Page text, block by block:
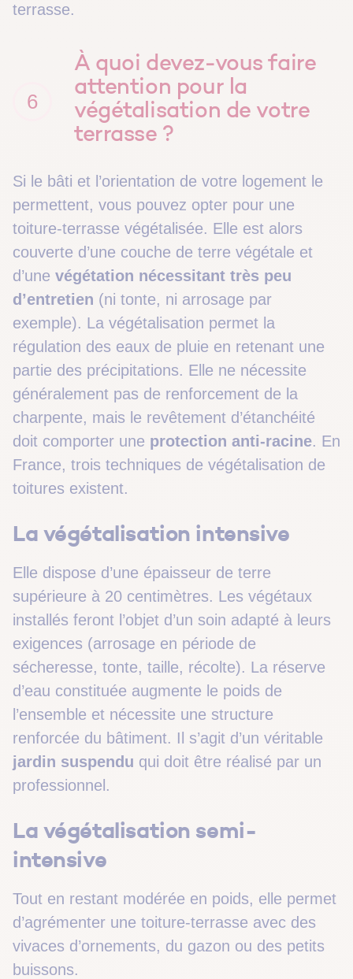
terrasse.
6
À quoi devez-vous faire
attention pour la
végétalisation de votre
terrasse ?
Si le bâti et l’orientation de votre logement le
permettent, vous pouvez opter pour une
toiture-terrasse végétalisée. Elle est alors
couverte d’une couche de terre végétale et
d’une végétation nécessitant très peu
d’entretien (ni tonte, ni arrosage par
exemple). La végétalisation permet la
régulation des eaux de pluie en retenant une
partie des précipitations. Elle ne nécessite
généralement pas de renforcement de la
charpente, mais le revêtement d’étanchéité
doit comporter une protection anti-racine. En
France, trois techniques de végétalisation de
toitures existent.
La végétalisation intensive
Elle dispose d’une épaisseur de terre
supérieure à 20 centimètres. Les végétaux
installés feront l’objet d’un soin adapté à leurs
exigences (arrosage en période de
sécheresse, tonte, taille, récolte). La réserve
d’eau constituée augmente le poids de
l’ensemble et nécessite une structure
renforcée du bâtiment. Il s’agit d’un véritable
jardin suspendu qui doit être réalisé par un
professionnel.
La végétalisation semi-
intensive
Tout en restant modérée en poids, elle permet
d’agrémenter une toiture-terrasse avec des
vivaces d’ornements, du gazon ou des petits
buissons.